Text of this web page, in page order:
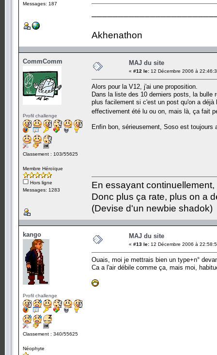
Messages: 187
Akhenathon
CommComm
Profil challenge
Classement : 103/55625
Membre Héroïque
Hors ligne
Messages: 1283
MAJ du site
« #12 le: 12 Décembre 2006 à
Alors pour la V12, j'ai une proposition.
Dans la liste des 10 derniers posts, la bulle
plus facilement si c'est un post qu'on a
effectivement été lu ou on, mais là, ça fait
Enfin bon, sérieusement, Soso est
En essayant
Donc plus ça rate, plus on a
(Devise d'un newbie shadok)
kango
Profil challenge
Classement : 340/55625
Néophyte
MAJ du site
« #13 le: 12 Décembre 2006 à
Ouais, moi je mettrais bien un type+n°
Ca a l'air débile comme ça, mais moi,